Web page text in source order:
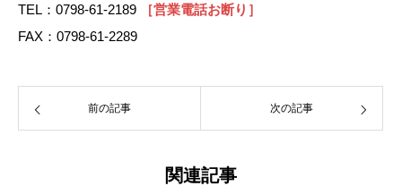
TEL：0798-61-2189
［営業電話お断り］
FAX：0798-61-2289
前の記事 次の記事
関連記事